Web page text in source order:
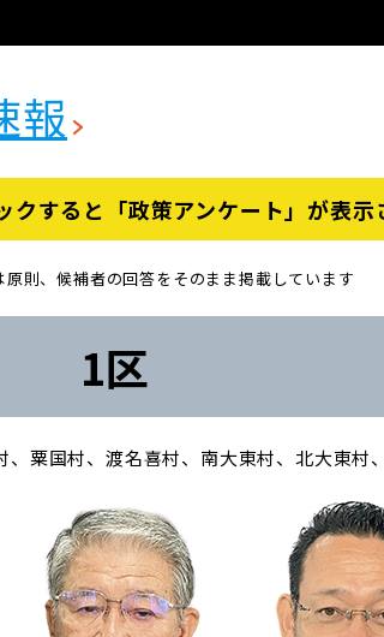
報
すると「政策アンケート」が表示
原則、候補者の回答をそのまま掲載しています
1区
、粟国村、渡名喜村、南大東村、北大東村